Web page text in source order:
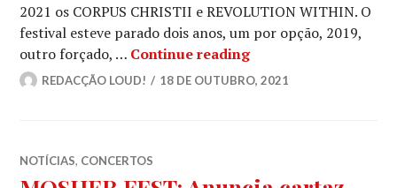
2021 os CORPUS CHRISTII e REVOLUTION WITHIN. O
festival esteve parado dois anos, um por opção, 2019,
outro forçado, … Continue readingMOSHER FEST:
REDACÇÃO LOUD! 18 DE OUTUBRO, 2021
NOTÍCIAS, CONCERTOS